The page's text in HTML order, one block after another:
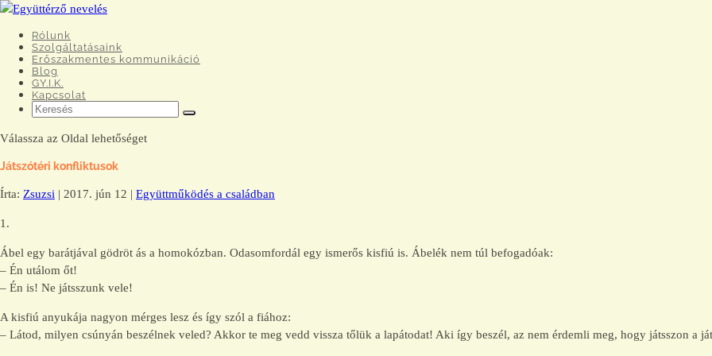
Rólunk
Szolgáltatásaink
Erőszakmentes kommunikáció
Blog
GY.I.K.
Kapcsolat
Válassza az Oldal lehetőséget
Játszótéri konfliktusok
Írta: Zsuzsi | 2017. jún 12 | Együttműködés a családban
1.
Ábel egy barátjával gödröt ás a homokózban. Odasomfordál egy ismerős kisfiú is. Ábelék nem túl befogadóak:
– Én utálom őt!
– Én is! Ne játsszunk vele!
A kisfiú anyukája nagyon mérges lesz és így szól a fiához:
– Látod, milyen csúnyán beszélnek veled? Akkor te meg vedd vissza tőlük a lapátodat! Aki így beszél, az nem érdemli meg, hogy játsszon a